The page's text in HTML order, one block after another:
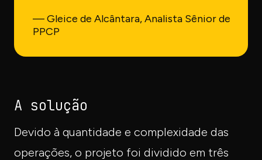
— Gleice de Alcântara, Analista Sênior de
PPCP
A solução
Devido à quantidade e complexidade das
operações, o projeto foi dividido em três